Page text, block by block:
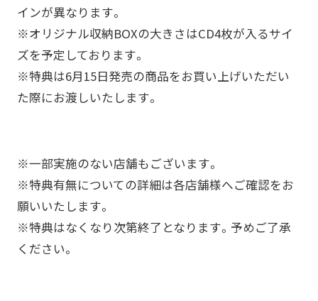
インが異なります。
※オリジナル収納BOXの大きさはCD4枚が入るサイ
ズを予定しております。
※特典は6月15日発売の商品をお買い上げいただい
た際にお渡しいたします。
※一部実施のない店舗もございます。
※特典有無についての詳細は各店舗様へご確認をお
願いいたします。
※特典はなくなり次第終了となります。予めご了承
ください。